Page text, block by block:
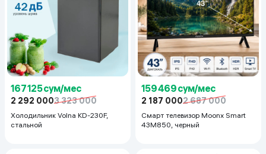
167 125 сум/мес
2 292 0003 323 000
Холодильник Volna KD-230F,
стальной
159 469 сум/мес
2 187 0002 687 000
Смарт телевизор Moonx Smart
43M850, черный